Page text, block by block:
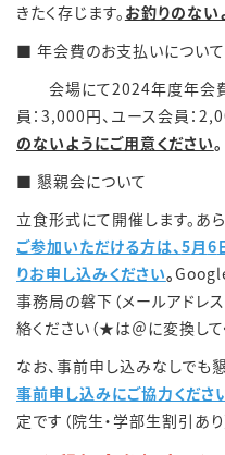
きたく存じます。 お釣りのない
■ 年会費のお支払いについて
会場にて2024年度年会費
員：3,000円、ユース会員：
のないようにご用意ください。
■ 懇親会について
立食形式にて開催します。あ
ご参加いただける方は、5月6
りお申し込みください。
事務局の磐下（メールアド
絡ください（★は＠に変換して
なお、事前申し込みなしでも
事前申し込みにご協力くださ
定です（院生・学部生割引あり